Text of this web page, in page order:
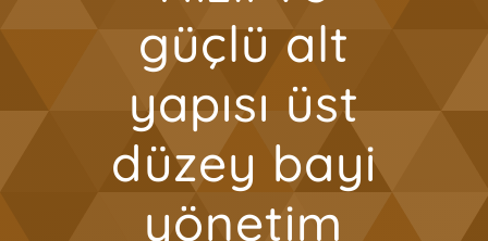
güçlü alt
yapısı üst
düzey bayi
yönetim